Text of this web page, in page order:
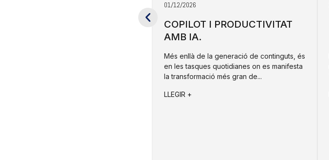
01/12/2026
COPILOT I PRODUCTIVITAT
AMB IA.
Més enllà de la generació de continguts, és
en les tasques quotidianes on es manifesta
la transformació més gran de...
LLEGIR +